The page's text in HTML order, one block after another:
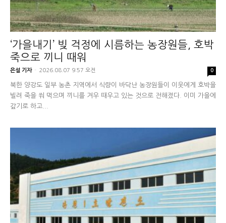
‘가을내기’ 빚 걱정에 시름하는 농장원들, 호박
죽으로 끼니 때워
은설 기자 - 2026.08.07 9:57 오전 0
북한 양강도 일부 농촌 지역에서 식량이 바닥난 농장원들이 이웃에게 호박을
빌려 죽을 쒀 먹으며 끼니를 겨우 때우고 있는 것으로 전해졌다. 이미 가을에
갚기로 하고...